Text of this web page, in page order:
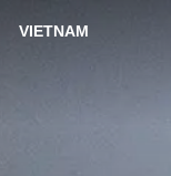
VIETNAM